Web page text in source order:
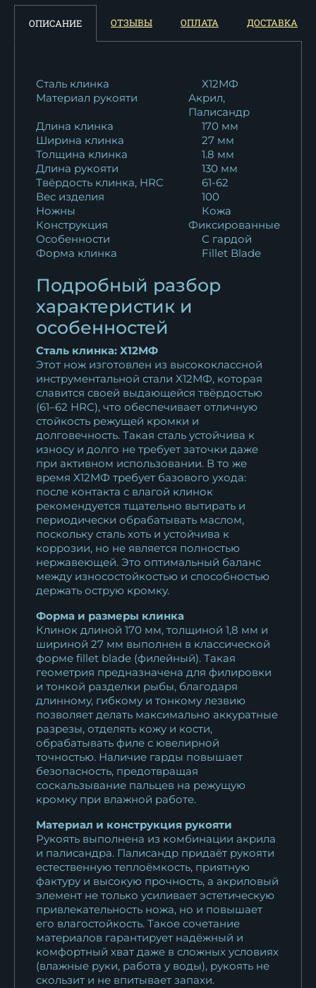
Нож Касатка средняя
филейный дамаск...
Нож Касатка средняя
филейный дамаск...
Нож Касатка средняя
филейный дамаск...
12 758₽
Нож Касатка средний
филейный Х12МФ...
11 044
Нож Касатка средний
филейный Х12МФ...
11 044 ₽
Нож Касатка средний
филейный Х12МФ...
11 044₽
Нож Касатка средний
филейный Х12МФ...
11 044₽
Нож Касатка средний
филейный Х12МФ...
11 044₽
Нож Касатка средний
филейный Х12МФ...
11 044₽
Нож Касатка средняя
филейный дамаск орех
11 066₽
Нож Касатка средний
филейный Х12МФ...
13 188₽
Нож Касатка средняя
филейный дамаск...
12 191₽
филейный булат...
18 425 ₽
Нож Касатка средний
филейный Х12МФ...
11 044 ₽
Нож Касатка средняя
филейный дамаск...
10 868₽
ОПИСАНИЕ ОТЗЫВЫ ОПЛАТА ДОСТАВКА
Сталь клинка
Х12МФ
Материал рукояти
Акрил,
Палисандр
Длина клинка
170 мм
Ширина клинка
27 мм
Толщина клинка
1.8 мм
Длина рукояти
130 мм
Твёрдость клинка, HRC
61-62
Вес изделия
100
Ножны
Кожа
Конструкция
Фиксированные
Особенности
С гардой
Форма клинка
Fillet Blade
Подробный разбор
характеристик и
особенностей
Сталь клинка: Х12МФ
Этот нож изготовлен из высококлассной
инструментальной стали Х12МФ, которая
славится своей выдающейся твёрдостью
(61–62 HRC), что обеспечивает отличную
стойкость режущей кромки и
долговечность. Такая сталь устойчива к
износу и долго не требует заточки даже
при активном использовании. В то же
время Х12МФ требует базового ухода:
после контакта с влагой клинок
рекомендуется тщательно вытирать и
периодически обрабатывать маслом,
поскольку сталь хоть и устойчива к
коррозии, но не является полностью
нержавеющей. Это оптимальный баланс
между износостойкостью и способностью
держать острую кромку.
Форма и размеры клинка
Клинок длиной 170 мм, толщиной 1,8 мм и
шириной 27 мм выполнен в классической
форме fillet blade (филейный). Такая
геометрия предназначена для филировки
и тонкой разделки рыбы, благодаря
длинному, гибкому и тонкому лезвию
позволяет делать максимально аккуратные
разрезы, отделять кожу и кости,
обрабатывать филе с ювелирной
точностью. Наличие гарды повышает
безопасность, предотвращая
соскальзывание пальцев на режущую
кромку при влажной работе.
Материал и конструкция рукояти
Рукоять выполнена из комбинации акрила
и палисандра. Палисандр придаёт рукояти
естественную теплоёмкость, приятную
фактуру и высокую прочность, а акриловый
элемент не только усиливает эстетическую
привлекательность ножа, но и повышает
его влагостойкость. Такое сочетание
материалов гарантирует надёжный и
комфортный хват даже в сложных условиях
(влажные руки, работа у воды), рукоять не
скользит и не впитывает запахи.